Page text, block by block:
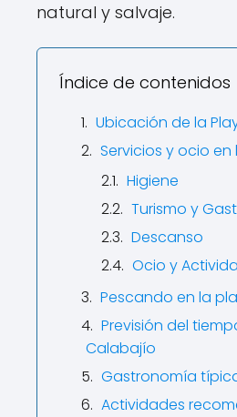
natural y salvaje.
Índice de contenidos
Ubicación de la
Servicios y ocio
Higiene
Turismo y
Descanso
Ocio y
Pescando en la
Previsión del
Calabajío
Gastronomía
Actividades